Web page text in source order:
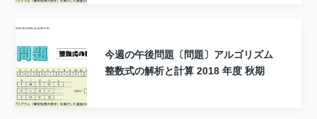
今週の午後問題〔問題〕アルゴリズム
整数式の解析と計算 2018 年度 秋期